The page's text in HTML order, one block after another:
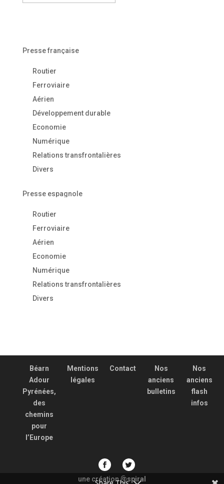
Presse française
Routier
Ferroviaire
Aérien
Développement durable
Economie
Numérique
Relations transfrontalières
Divers
Presse espagnole
Routier
Ferroviaire
Aérien
Economie
Numérique
Relations transfrontalières
Divers
Béarn
Adour
Pyrénées,
des
chemins
pour
l’Europe
Mentions
légales
Contact
Nos
anciens
bulletins
Nos
anciens
flash
infos
une création@spiral